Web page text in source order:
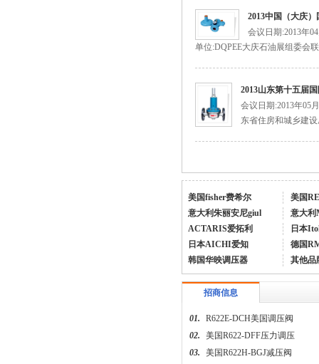
2013中国（大庆
会议日期:2013年
单位:DQPEE大庆石油展组委会
2013山东第十五届
会议日期:2013年05
东省住房和城乡建
美国fisher费希尔
美国
意大利朱丽安尼giul
意大利
ACTARIS爱拓利
日本
日本AICHI爱知
德国
韩国华映调压器
其他品
招商信息
01.
R622E-DCH美国调压阀
02.
美国R622-DFF压力调压
03.
美国R622H-BGJ减压阀